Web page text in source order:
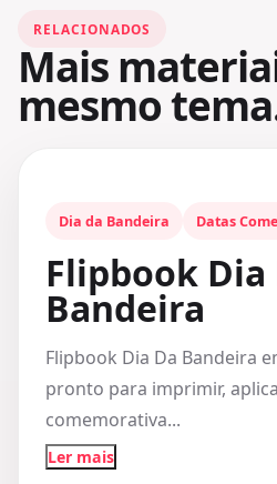
RELACIONADOS
Mais
mesmo
Dia da Bandeira Datas
Flipbook Dia
Bandeira
Flipbook Dia Da Bandeira
pronto para imprimir,
comemorativa...
Ler mais